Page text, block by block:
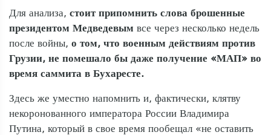
Для анализа, стоит припомнить слова брошенные
президентом Медведевым все через несколько недель
после войны, о том, что военным действиям против
Грузии, не помешало бы даже получение «МАП» во
время саммита в Бухаресте.
Здесь же уместно напомнить и, фактически, клятву
некоронованного императора России Владимира
Путина, который в свое время пообещал «не оставить